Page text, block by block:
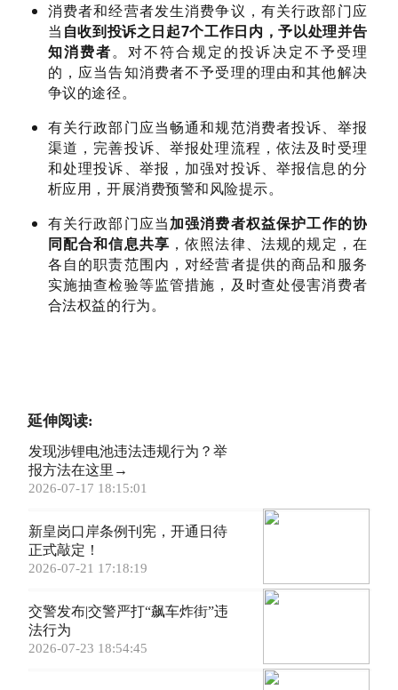
消费者和经营者发生消费争议，有关行政部门应
当 自收到投诉之日起7个工作日内，予以处理并告
知消费者。对不符合规定的投诉决定不予受理
的，应当告知消费者不予受理的理由和其他解决
争议的途径。
有关行政部门应当畅通和规范消费者投诉、举报
渠道，完善投诉、举报处理流程，依法及时受理
和处理投诉、举报，加强对投诉、举报信息的分
析应用，开展消费预警和风险提示。
有关行政部门应当加强消费者权益保护工作的协
同配合和信息共享 ，依照法律、法规的规定，在
各自的职责范围内，对经营者提供的商品和服务
实施抽查检验等监管措施，及时查处侵害消费者
合法权益的行为。
延伸阅读:
发现涉锂电池违法违规行为？举
报方法在这里→
2026-07-17 18:15:01
新皇岗口岸条例刊宪，开通日待
正式敲定！
2026-07-21 17:18:19
交警发布|交警严打“飙车炸街”违
法行为
2026-07-23 18:54:45